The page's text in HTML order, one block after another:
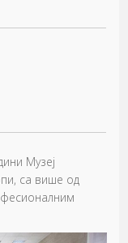
Музеј
са више од